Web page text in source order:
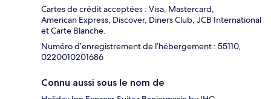
Cartes de crédit acceptées : Visa, Mastercard,
American Express, Discover, Diners Club, JCB International
et Carte Blanche.
Numéro d’enregistrement de l’hébergement : 55110,
0220010201686
Connu aussi sous le nom de